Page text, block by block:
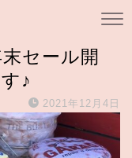
セール開
♪
2021年12月4日